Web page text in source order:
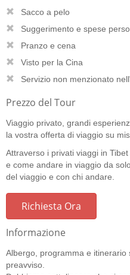
Sacco a pelo
Suggerimento e spese
Pranzo e cena
Visto per la Cina
Servizio non menzionato
Prezzo del Tour
Viaggio privato, grandi
la vostra offerta di viaggio su
Attraverso i privati viaggi in
e come andare in viaggio da
del viaggio e con chi andare.
Richiesta Ora
Informazione
Albergo, programma e itinerario
preavviso.